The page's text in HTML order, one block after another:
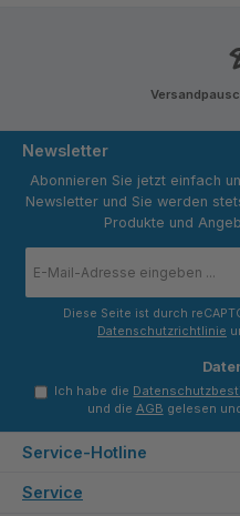
Newsletter
Abonnieren Sie jetzt einfach
Newsletter und Sie werden
Produkte und
Mail-
*
Diese Seite ist durch
Datenschutzrichtlinie
Ich habe die
und die AGB gelesen
Service-Hotline
Service